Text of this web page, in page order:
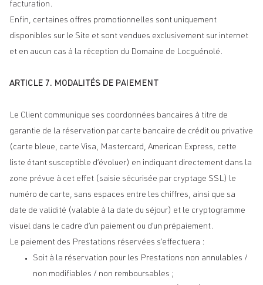
facturation.
Enfin, certaines offres promotionnelles sont uniquement
disponibles sur le Site et sont vendues exclusivement sur internet
et en aucun cas à la réception du Domaine de Locguénolé.
ARTICLE 7. MODALITÉS DE PAIEMENT
Le Client communique ses coordonnées bancaires à titre de
garantie de la réservation par carte bancaire de crédit ou privative
(carte bleue, carte Visa, Mastercard, American Express, cette
liste étant susceptible d’évoluer) en indiquant directement dans la
zone prévue à cet effet (saisie sécurisée par cryptage SSL) le
numéro de carte, sans espaces entre les chiffres, ainsi que sa
date de validité (valable à la date du séjour) et le cryptogramme
visuel dans le cadre d’un paiement ou d’un prépaiement.
Le paiement des Prestations réservées s’effectuera :
Soit à la réservation pour les Prestations non annulables /
non modifiables / non remboursables ;